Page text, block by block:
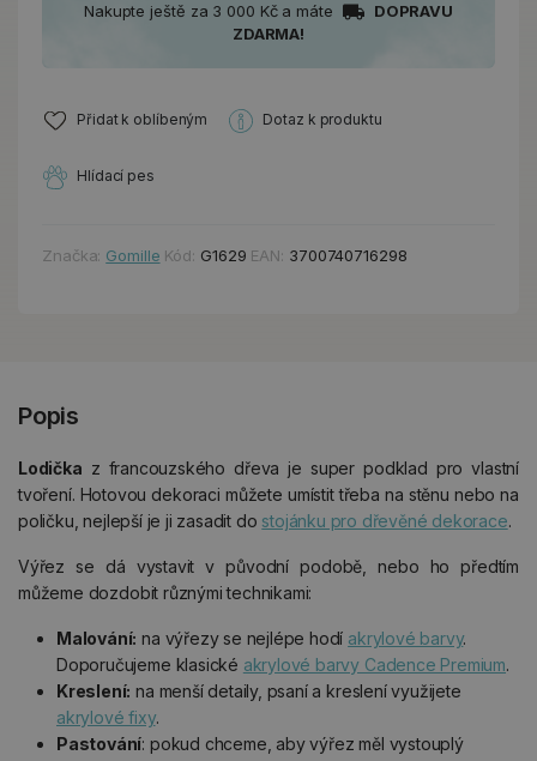
Nakupte ještě za 3 000 Kč a máte
DOPRAVU
ZDARMA!
Přidat k oblíbeným Dotaz k produktu
Hlídací pes
Značka: Gomille Kód: G1629 EAN: 3700740716298
Popis
Lodička z francouzského dřeva je super podklad pro vlastní
tvoření. Hotovou dekoraci můžete umístit třeba na stěnu nebo na
poličku, nejlepší je ji zasadit do stojánku pro dřevěné dekorace.
Výřez se dá vystavit v původní podobě, nebo ho předtím
můžeme dozdobit různými technikami:
Malování: na výřezy se nejlépe hodí akrylové barvy.
Doporučujeme klasické akrylové barvy Cadence Premium.
Kreslení: na menší detaily, psaní a kreslení využijete
akrylové fixy.
Pastování: pokud chceme, aby výřez měl vystouplý